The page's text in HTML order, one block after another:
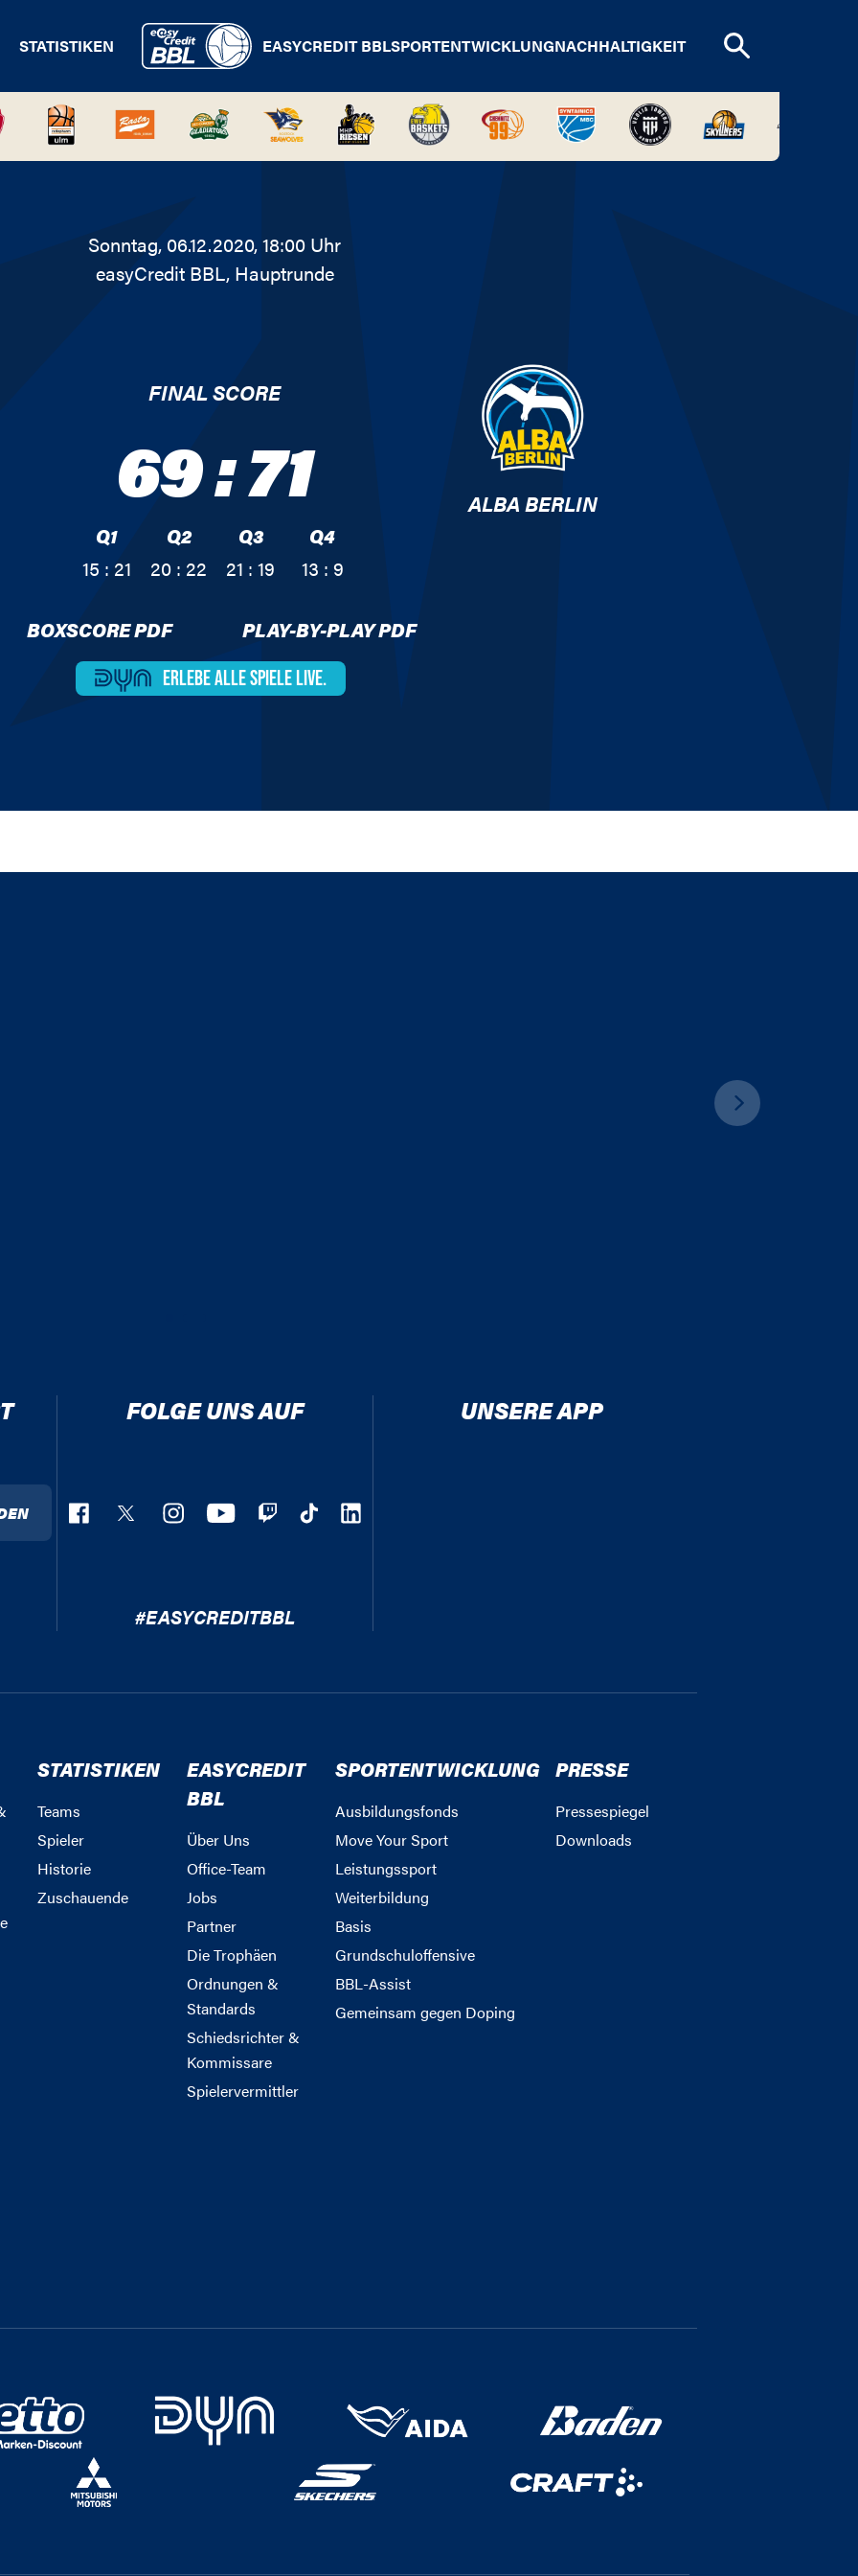
STATISTIKEN EASYCREDIT BBLSPORTENTWICKLUNGNACHHALTIGKEIT
Sonntag, 06.12.2020, 18:00 Uhr
easyCredit BBL, Hauptrunde
FINAL SCORE
69:71
Q1
15 : 21
Q2
20 : 22
Q3
21 : 19
Q4
13 : 9
ALBA BERLIN
BOXSCORE PDF PLAY-BY-PLAY PDF
ERLEBE ALLESPIELE LIVE.
FOLGE UNS AUF
#EASYCREDITBBL
UNSERE APP
STATISTIKEN
Teams
Spieler
Historie
Zuschauende
EASYCREDIT
BBL
Über Uns
Office-Team
Jobs
Partner
Die Trophäen
Ordnungen &
Standards
Schiedsrichter &
Kommissare
Spielervermittler
SPORTENTWICKLUNG
Ausbildungsfonds
Move Your Sport
Leistungssport
Weiterbildung
Basis
Grundschuloffensive
BBL-Assist
Gemeinsam gegen Doping
PRESSE
Pressespiegel
Downloads